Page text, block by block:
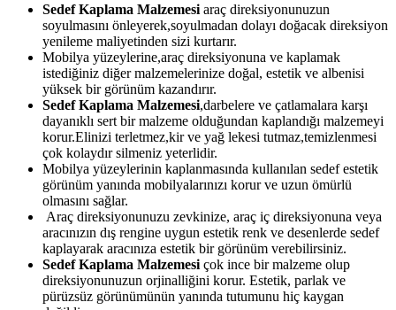
Sedef Kaplama Malzemesi araç direksiyonunuzun
soyulmasını önleyerek,soyulmadan dolayı doğacak direksiyon
yenileme maliyetinden sizi kurtarır.
Mobilya yüzeylerine,araç direksiyonuna ve kaplamak
istediğiniz diğer malzemelerinize doğal, estetik ve albenisi
yüksek bir görünüm kazandırır.
Sedef Kaplama Malzemesi,darbelere ve çatlamalara karşı
dayanıklı sert bir malzeme olduğundan kaplandığı malzemeyi
korur.Elinizi terletmez,kir ve yağ lekesi tutmaz,temizlenmesi
çok kolaydır silmeniz yeterlidir.
Mobilya yüzeylerinin kaplanmasında kullanılan sedef estetik
görünüm yanında mobilyalarınızı korur ve uzun ömürlü
olmasını sağlar.
Araç direksiyonunuzu zevkinize, araç iç direksiyonuna veya
aracınızın dış rengine uygun estetik renk ve desenlerde sedef
kaplayarak aracınıza estetik bir görünüm verebilirsiniz.
Sedef Kaplama Malzemesi çok ince bir malzeme olup
direksiyonunuzun orjinalliğini korur. Estetik, parlak ve
pürüzsüz görünümünün yanında tutumunu hiç kaygan